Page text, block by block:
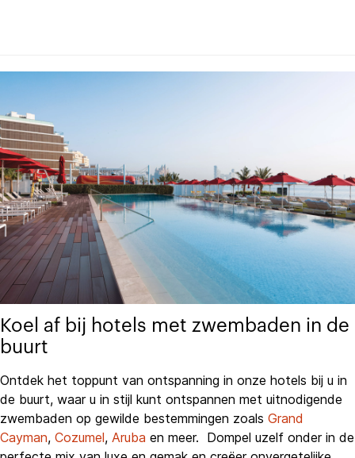
Koel af bij hotels met zwembaden in de
buurt
Ontdek het toppunt van ontspanning in onze hotels bij u in
de buurt, waar u in stijl kunt ontspannen met uitnodigende
zwembaden op gewilde bestemmingen zoals Grand
Cayman, Cozumel, Aruba en meer. Dompel uzelf onder in de